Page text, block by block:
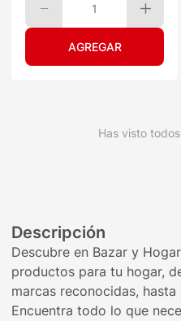
1
Has visto
Descripción
Descubre en Bazar y
productos para tu hogar,
marcas reconocidas,
Encuentra todo lo que